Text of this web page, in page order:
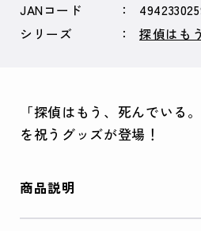
JANコード
シリーズ
探偵はも
「探偵はもう、死んでいる
を祝うグッズが登場！
商品説明